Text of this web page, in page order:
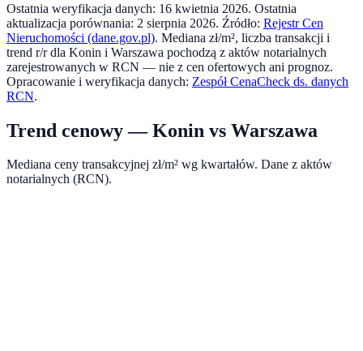
Ostatnia weryfikacja danych: 16 kwietnia 2026. Ostatnia
aktualizacja porównania: 2 sierpnia 2026. Źródło: Rejestr Cen
Nieruchomości (dane.gov.pl). Mediana zł/m², liczba transakcji i
trend r/r dla Konin i Warszawa pochodzą z aktów notarialnych
zarejestrowanych w RCN — nie z cen ofertowych ani prognoz.
Opracowanie i weryfikacja danych: Zespół CenaCheck ds. danych
RCN.
Trend cenowy —Konin vs Warszawa
Mediana ceny transakcyjnej zł/m² wg kwartałów. Dane z aktów
notarialnych (RCN).